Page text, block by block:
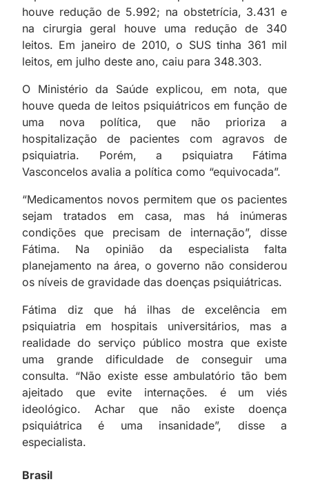
houve redução de 5.992; na obstetrícia, 3.431 e
na cirurgia geral houve uma redução de 340
leitos. Em janeiro de 2010, o SUS tinha 361 mil
leitos, em julho deste ano, caiu para 348.303.
O Ministério da Saúde explicou, em nota, que
houve queda de leitos psiquiátricos em função de
uma nova política, que não prioriza a
hospitalização de pacientes com agravos de
psiquiatria. Porém, a psiquiatra Fátima
Vasconcelos avalia a política como “equivocada”.
“Medicamentos novos permitem que os pacientes
sejam tratados em casa, mas há inúmeras
condições que precisam de internação”, disse
Fátima. Na opinião da especialista falta
planejamento na área, o governo não considerou
os níveis de gravidade das doenças psiquiátricas.
Fátima diz que há ilhas de excelência em
psiquiatria em hospitais universitários, mas a
realidade do serviço público mostra que existe
uma grande dificuldade de conseguir uma
consulta. “Não existe esse ambulatório tão bem
ajeitado que evite internações. é um viés
ideológico. Achar que não existe doença
psiquiátrica é uma insanidade”, disse a
especialista.
Brasil